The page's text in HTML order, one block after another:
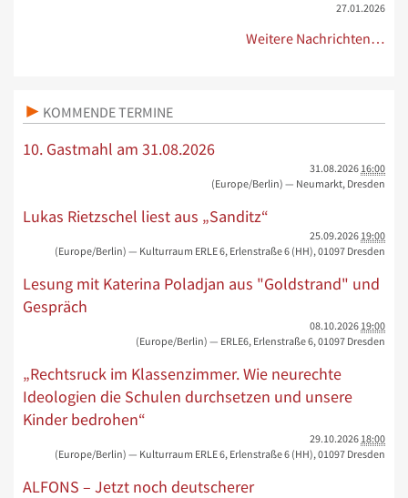
27.01.2026
Weitere Nachrichten…
KOMMENDE TERMINE
10. Gastmahl am 31.08.2026
31.08.2026 16:00
(Europe/Berlin) — Neumarkt, Dresden
Lukas Rietzschel liest aus „Sanditz“
25.09.2026 19:00
(Europe/Berlin) — Kulturraum ERLE 6, Erlenstraße 6 (HH), 01097 Dresden
Lesung mit Katerina Poladjan aus "Goldstrand" und
Gespräch
08.10.2026 19:00
(Europe/Berlin) — ERLE6, Erlenstraße 6, 01097 Dresden
„Rechtsruck im Klassenzimmer. Wie neurechte
Ideologien die Schulen durchsetzen und unsere
Kinder bedrohen“
29.10.2026 18:00
(Europe/Berlin) — Kulturraum ERLE 6, Erlenstraße 6 (HH), 01097 Dresden
ALFONS – Jetzt noch deutscherer